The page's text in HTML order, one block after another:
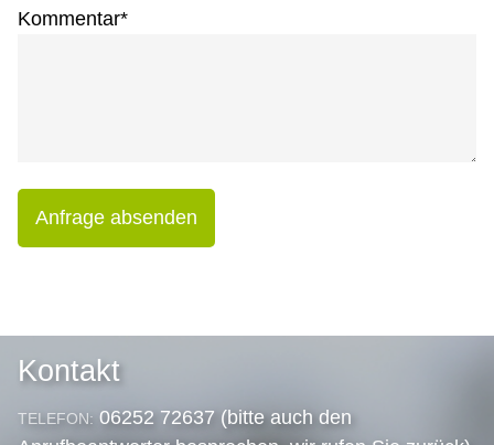
Kommentar*
Anfrage absenden
Kontakt
TELEFON: 06252 72637 (bitte auch den